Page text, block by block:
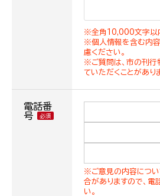
※全角10,000文字以
※個人情報を含む内
慮ください。
※ご質問は、市の刊行
ていただくことがあり
電話番
号
※ご意見の内容につい
合がありますので、電
い。